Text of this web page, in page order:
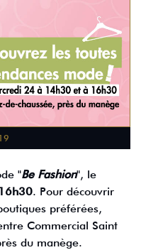
"Be Fashion", le
. Pour découvrir
préférées,
Commercial Saint
du manège.